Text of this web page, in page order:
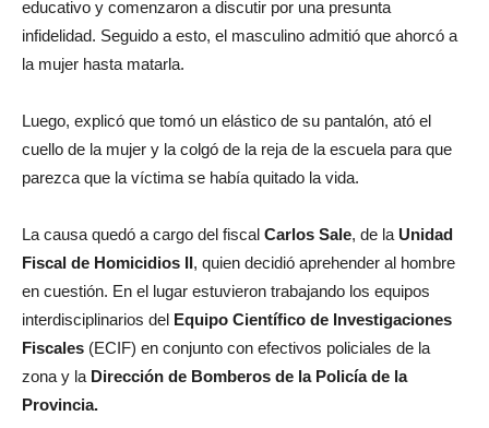
educativo y comenzaron a discutir por una presunta
infidelidad. Seguido a esto, el masculino admitió que ahorcó a
la mujer hasta matarla.
Luego, explicó que tomó un elástico de su pantalón, ató el
cuello de la mujer y la colgó de la reja de la escuela para que
parezca que la víctima se había quitado la vida.
La causa quedó a cargo del fiscal Carlos Sale, de la Unidad
Fiscal de Homicidios II, quien decidió aprehender al hombre
en cuestión. En el lugar estuvieron trabajando los equipos
interdisciplinarios del Equipo Científico de Investigaciones
Fiscales (ECIF) en conjunto con efectivos policiales de la
zona y la Dirección de Bomberos de la Policía de la
Provincia.